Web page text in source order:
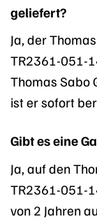
geliefert?
Ja, der
TR2361-051-
Thomas Sabo
ist er sofort
Gibt es eine
Ja, auf den
TR2361-051-
von 2 Jahren